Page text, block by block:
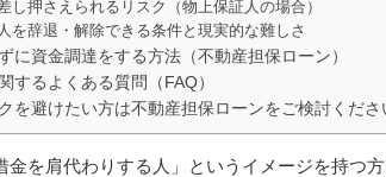
し押さえられるリスク（物上保証人の場合）
を辞退・解除できる条件と現実的な難しさ
に資金調達をする方法（不動産担保ローン）
するよくある質問（FAQ）
を避けたい方は不動産担保ローンをご検討くださ
金を肩代わりする人」というイメージを持つ